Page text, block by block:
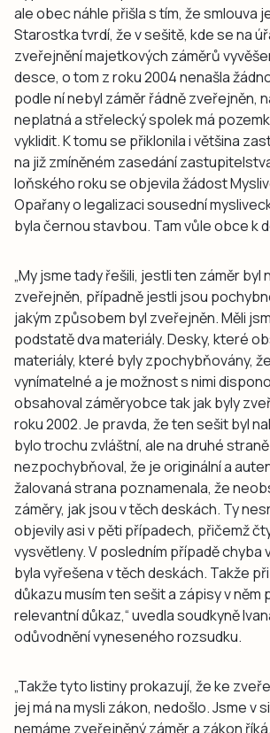
ale obec náhle přišla s tím, že smlouva
Starostka tvrdí, že v sešitě, kde se na
zveřejnění majetkových záměrů
desce, o tom z roku 2004 nenašla
podle ní nebyl záměr řádně zveřejněn,
neplatná a střelecký spolek má
vyklidit. K tomu se přiklonila i většina
na již zmíněném zasedání
loňského roku se objevila žádost
Opařany o legalizaci sousední
byla černou stavbou. Tam vůle obce k
„My jsme tady řešili, jestli ten záměr byl
zveřejněn, případně jestli jsou
jakým způsobem byl zveřejněn. Měli
podstatě dva materiály. Desky, které
materiály, které byly zpochybňovány,
vynímatelné a je možnost s nimi
obsahoval záměryobce tak jak byly
roku 2002. Je pravda, že ten sešit byl
bylo trochu zvláštní, ale na druhé
nezpochybňoval, že je originální a
žalovaná strana poznamenala, že
záměry, jak jsou v těch deskách. Ty
objevily asi v pěti případech, přičemž
vysvětleny. V posledním případě chyba
byla vyřešena v těch deskách. Takže
důkazu musím ten sešit a zápisy v něm
relevantní důkaz,“ uvedla soudkyně
odůvodnění vyneseného rozsudku.
„Takže tyto listiny prokazují, že ke
jej má na mysli zákon, nedošlo. Jsme v
nemáme zveřejněný záměr a zákon